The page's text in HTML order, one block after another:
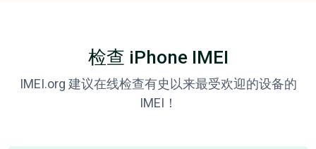
检查 iPhone IMEI
IMEI.org 建议在线检查有史以来最受欢迎的设备的
IMEI！